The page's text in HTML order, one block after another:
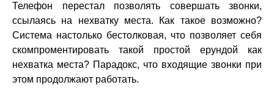
Телефон перестал позволять совершать звонки,
ссылаясь на нехватку места. Как такое возможно?
Система настолько бестолковая, что позволяет себя
скомпроментировать такой простой ерундой как
нехватка места? Парадокс, что входящие звонки при
этом продолжают работать.